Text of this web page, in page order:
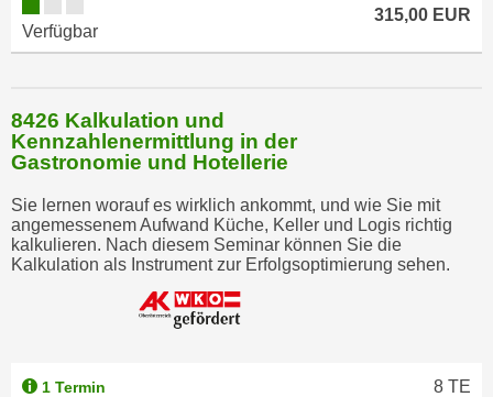
Verfügbar
315,00 EUR
8426 Kalkulation und
Kennzahlenermittlung in der
Gastronomie und Hotellerie
Sie lernen worauf es wirklich ankommt, und wie Sie mit
angemessenem Aufwand Küche, Keller und Logis richtig
kalkulieren. Nach diesem Seminar können Sie die
Kalkulation als Instrument zur Erfolgsoptimierung sehen.
1 Termin 8 TE
a
b
z
u
l
e